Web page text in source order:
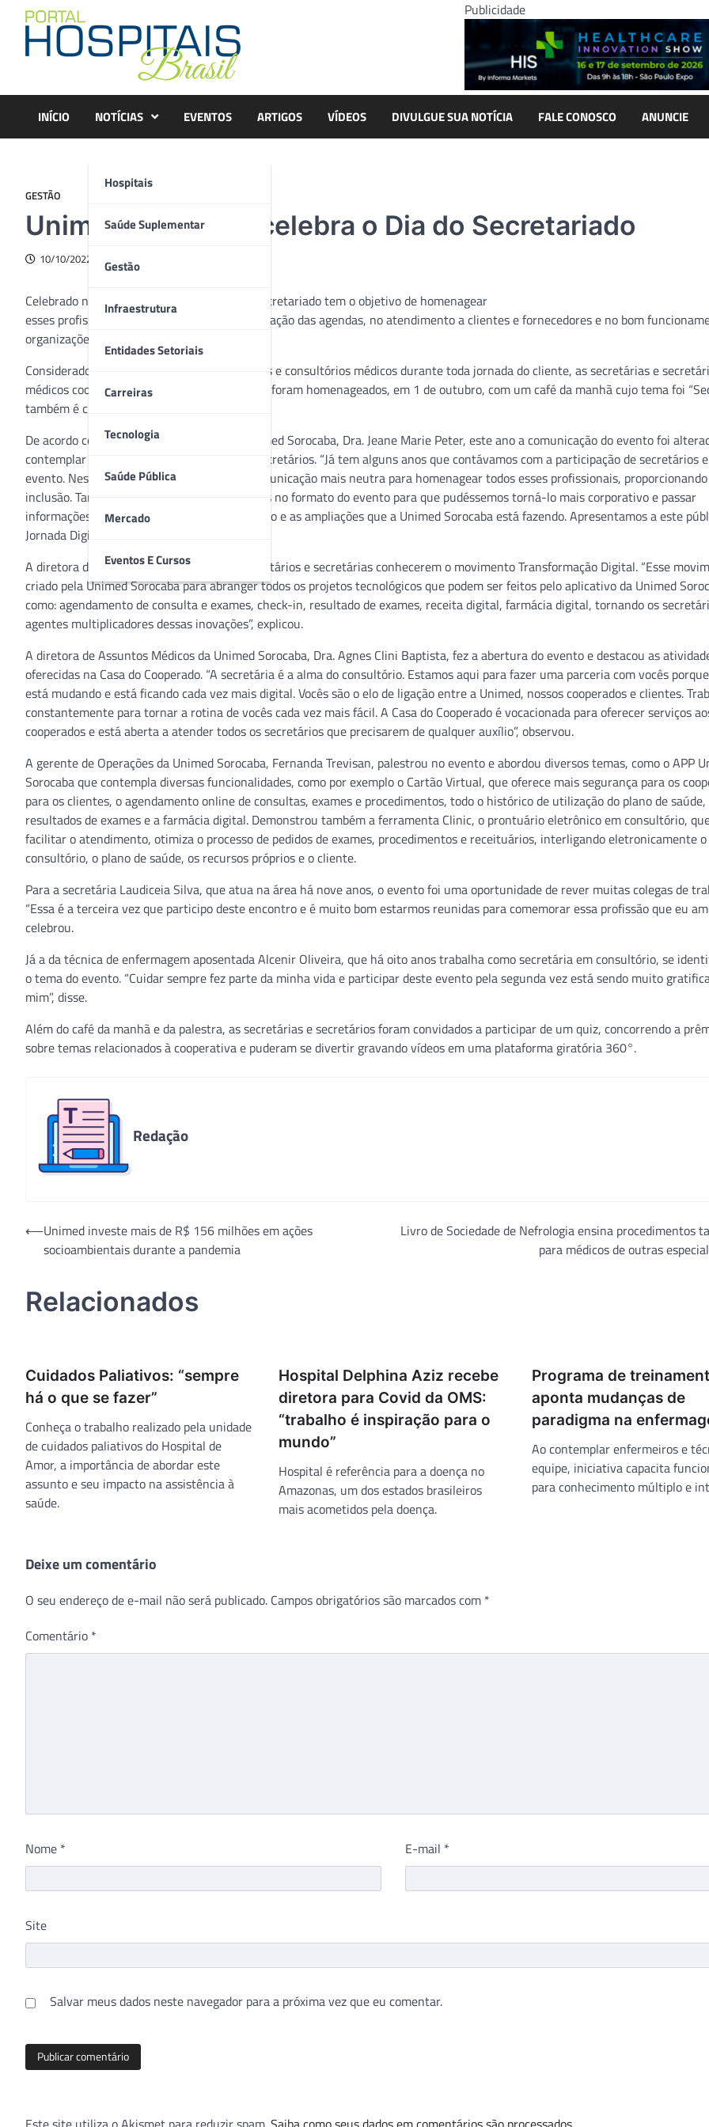
content
Publicidade
INÍCIO NOTÍCIAS
Hospitais
Saúde Suplementar
Gestão
Infraestrutura
Entidades Setoriais
Carreiras
Tecnologia
Saúde Pública
Mercado
Eventos E Cursos
EVENTOS ARTIGOS VÍDEOS DIVULGUE SUA NOTÍCIA FALE CONOSCO ANUNCIE
GESTÃO
Unimed Sorocaba celebra o Dia do Secretariado
10/10/2022
Celebrado no dia 30 de setembro, o Dia do Secretariado tem o objetivo de homenagear
esses profissionais que se dedicam na organização das agendas, no atendimento a clientes e fornecedores e no bom
organizações.
Considerados peças fundamentais nas clínicas e consultórios médicos durante toda jornada do cliente, as secretárias e
médicos cooperados da Unimed Sorocaba (SP) foram homenageados, em 1 de outubro, com um café da manhã cujo tema foi
também é cuidar”.
De acordo com a diretora de Mercado da Unimed Sorocaba, Dra. Jeane Marie Peter, este ano a comunicação do evento foi
contemplar a participação de secretárias e secretários. “Já tem alguns anos que contávamos com a participação de secretários
evento. Neste ano, decidimos trazer uma comunicação mais neutra para homenagear todos esses profissionais,
inclusão. Também fizemos algumas alterações no formato do evento para que pudéssemos torná-lo mais corporativo e passar
informações relevantes sobre a reestruturação e as ampliações que a Unimed Sorocaba está fazendo. Apresentamos a este
Jornada Digital e a Experiência do Paciente.”
A diretora destacou a importância de os secretários e secretárias conhecerem o movimento Transformação Digital. “Esse
criado pela Unimed Sorocaba para abranger todos os projetos tecnológicos que podem ser feitos pelo aplicativo da Unimed
como: agendamento de consulta e exames, check-in, resultado de exames, receita digital, farmácia digital, tornando os
agentes multiplicadores dessas inovações”, explicou.
A diretora de Assuntos Médicos da Unimed Sorocaba, Dra. Agnes Clini Baptista, fez a abertura do evento e destacou as
oferecidas na Casa do Cooperado. “A secretária é a alma do consultório. Estamos aqui para fazer uma parceria com vocês
está mudando e está ficando cada vez mais digital. Vocês são o elo de ligação entre a Unimed, nossos cooperados e clientes.
constantemente para tornar a rotina de vocês cada vez mais fácil. A Casa do Cooperado é vocacionada para oferecer serviços
cooperados e está aberta a atender todos os secretários que precisarem de qualquer auxílio”, observou.
A gerente de Operações da Unimed Sorocaba, Fernanda Trevisan, palestrou no evento e abordou diversos temas, como o APP
Sorocaba que contempla diversas funcionalidades, como por exemplo o Cartão Virtual, que oferece mais segurança para os
para os clientes, o agendamento online de consultas, exames e procedimentos, todo o histórico de utilização do plano de saúde,
resultados de exames e a farmácia digital. Demonstrou também a ferramenta Clinic, o prontuário eletrônico em consultório,
facilitar o atendimento, otimiza o processo de pedidos de exames, procedimentos e receituários, interligando eletronicamente o
consultório, o plano de saúde, os recursos próprios e o cliente.
Para a secretária Laudiceia Silva, que atua na área há nove anos, o evento foi uma oportunidade de rever muitas colegas de
“Essa é a terceira vez que participo deste encontro e é muito bom estarmos reunidas para comemorar essa profissão que eu
celebrou.
Já a da técnica de enfermagem aposentada Alcenir Oliveira, que há oito anos trabalha como secretária em consultório, se
o tema do evento. “Cuidar sempre fez parte da minha vida e participar deste evento pela segunda vez está sendo muito
mim”, disse.
Além do café da manhã e da palestra, as secretárias e secretários foram convidados a participar de um quiz, concorrendo a
sobre temas relacionados à cooperativa e puderam se divertir gravando vídeos em uma plataforma giratória 360°.
Redação
Navegação
⟵Unimed investe mais de R$ 156 milhões em ações
socioambientais durante a pandemia
Livro de Sociedade de Nefrologia ensina procedimentos
para médicos de outras
Relacionados
Cuidados Paliativos: “sempre
há o que se fazer”
Conheça o trabalho realizado pela unidade
de cuidados paliativos do Hospital de
Amor, a importância de abordar este
assunto e seu impacto na assistência à
saúde.
Hospital Delphina Aziz recebe
diretora para Covid da OMS:
“trabalho é inspiração para o
mundo”
Hospital é referência para a doença no
Amazonas, um dos estados brasileiros
mais acometidos pela doença.
Programa de
aponta mudanças de
paradigma na
Ao contemplar enfermeiros e
equipe, iniciativa capacita
para conhecimento múltiplo e
Deixe um comentário
O seu endereço de e-mail não será publicado. Campos obrigatórios são marcados com *
Comentário *
Nome * E-mail *
Site
Salvar meus dados neste navegador para a próxima vez que eu comentar.